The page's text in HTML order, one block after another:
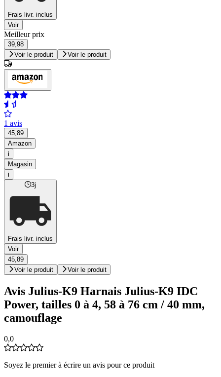
Frais livr. inclus
Voir
Meilleur prix
39,98
Voir le produit
Voir le produit
1 avis
45,89
Amazon
i
Magasin
i
3j
Frais livr. inclus
Voir
45,89
Voir le produit
Voir le produit
Avis Julius-K9 Harnais Julius-K9 IDC
Power, tailles 0 à 4, 58 à 76 cm / 40 mm,
camouflage
0,0
Soyez le premier à écrire un avis pour ce produit